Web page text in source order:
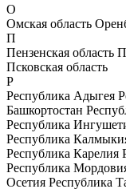
О
Омская область
П
Пензенская область
Псковская область
Р
Республика Адыгея
Башкортостан
Республика
Республика
Республика Карелия
Республика
Осетия Республика